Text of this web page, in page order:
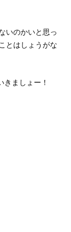
いのかいと思っ
とはしょうがな
ましょー！